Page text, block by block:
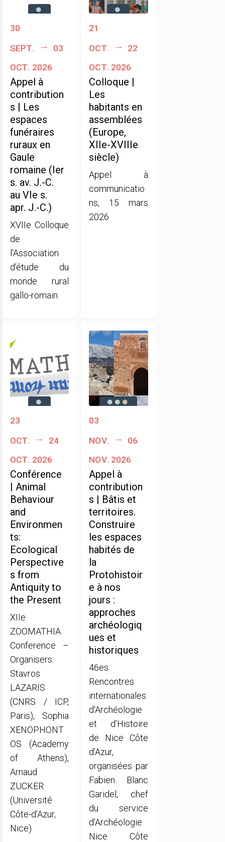
30
sept.
03
oct. 2026
Appel à
contribution
s | Les
espaces
funéraires
ruraux en
Gaule
romaine (Ier
s. av. J.-C.
au VIe s.
apr. J.-C.)
XVIIe Colloque
de
l’Association
d’étude du
monde rural
gallo-romain
21
oct.
22
oct. 2026
Colloque |
Les
habitants en
assemblées
(Europe,
XIIe-XVIIIe
siècle)
Appel à
communicatio
ns, 15 mars
2026
23
oct.
24
oct. 2026
Conférence
| Animal
Behaviour
and
Environmen
ts:
Ecological
Perspective
s from
Antiquity to
the Present
XIIe
ZOOMATHIA
Conference –
Organisers:
Stavros
LAZARIS
(CNRS / ICP,
Paris), Sophia
XENOPHONT
OS (Academy
of Athens),
Arnaud
ZUCKER
(Université
Côte-d’Azur,
Nice)
03
nov.
06
nov. 2026
Appel à
contribution
s | Bâtis et
territoires.
Construire
les espaces
habités de
la
Protohistoir
e à nos
jours :
approches
archéologiq
ues et
historiques
46es
Rencontres
internationales
d’Archéologie
et d’Histoire
de Nice Côte
d’Azur,
organisées par
Fabien Blanc
Garidel, chef
du service
d’Archéologie
Nice Côte